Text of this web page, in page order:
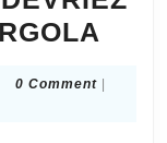
0 Comment |